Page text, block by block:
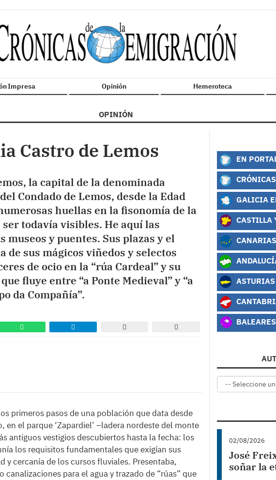
Impresa Opinión Hemeroteca
OPINIÓN
Castro de Lemos
la capital de la denominada
Condado de Lemos, desde la Edad
huellas en la fisonomía de la
todavía visibles. He aquí las
museos y puentes. Sus plazas y el
de sus mágicos viñedos y selectos
de ocio en la “rúa Cardeal” y su
fluye entre “a Ponte Medieval” y “a
da Compañía”.
primeros pasos de una población que data desde
en el parque ‘Zapardiel’ –ladera nordeste del monte
antiguos vestigios descubiertos hasta la fecha: los
los requisitos fundamentales que exigían sus
cercanía de los cursos fluviales. Presentaba,
para el agua y trazado de “rúas” que
EN
GALICIA
CASTILLA
02/08/2026
José
soñar la